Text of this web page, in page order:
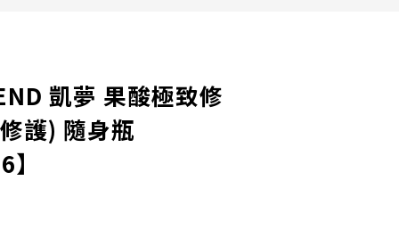
凱夢 果酸極致修
護) 隨身瓶